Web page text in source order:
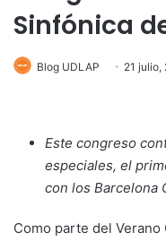
Sinfónica
Blog UDLAP 21 julio,
Este congreso
especiales, el
con los Barcelona
Como parte del Verano